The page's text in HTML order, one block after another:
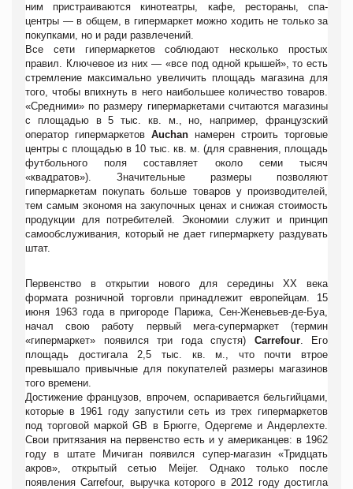
ним пристраиваются кинотеатры, кафе, рестораны, спа-
центры — в общем, в гипермаркет можно ходить не только за
покупками, но и ради развлечений.
Все сети гипермаркетов соблюдают несколько простых
правил. Ключевое из них — «все под одной крышей», то есть
стремление максимально увеличить площадь магазина для
того, чтобы впихнуть в него наибольшее количество товаров.
«Средними» по размеру гипермаркетами считаются магазины
с площадью в 5 тыс. кв. м., но, например, французский
оператор гипермаркетов Auchan намерен строить торговые
центры с площадью в 10 тыс. кв. м. (для сравнения, площадь
футбольного поля составляет около семи тысяч
«квадратов»). Значительные размеры позволяют
гипермаркетам покупать больше товаров у производителей,
тем самым экономя на закупочных ценах и снижая стоимость
продукции для потребителей. Экономии служит и принцип
самообслуживания, который не дает гипермаркету раздувать
штат.
Первенство в открытии нового для середины XX века
формата розничной торговли принадлежит европейцам. 15
июня 1963 года в пригороде Парижа, Сен-Женевьев-де-Буа,
начал свою работу первый мега-супермаркет (термин
«гипермаркет» появился три года спустя) Carrefour. Его
площадь достигала 2,5 тыс. кв. м., что почти втрое
превышало привычные для покупателей размеры магазинов
того времени.
Достижение французов, впрочем, оспаривается бельгийцами,
которые в 1961 году запустили сеть из трех гипермаркетов
под торговой маркой GB в Брюгге, Одергеме и Андерлехте.
Свои притязания на первенство есть и у американцев: в 1962
году в штате Мичиган появился супер-магазин «Тридцать
акров», открытый сетью Meijer. Однако только после
появления Carrefour, выручка которого в 2012 году достигла